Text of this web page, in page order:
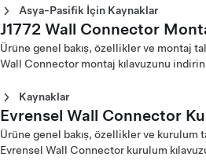
3. Nesil Wall Connector Montaj
(Svenska)
3. Nesil Wall Connector Montaj
3. Nesil Wall Connector Montaj
(Ελληνικά)
3. Nesil Wall Connector Montaj
(عربي)
(Français)
2. Nesil Wall Connector Montaj
2. Nesil Wall Connector Montaj
(Nederlands)
2. Nesil Wall Connector Montaj
(Português)
2. Nesil Wall Connector Montaj
2. Nesil Wall Connector Montaj
中文)
2. Nesil Wall Connector Montaj
(English)
2. Nesil Wall Connector Montaj
2. Nesil Wall Connector Montaj
2. Nesil Wall Connector Montaj
2. Nesil Wall Connector Montaj
A veya -B) - (English)
1. Nesil Wall Connector Montaj
C veya -D) - (English)
Asya-Pasifik İçin Kaynaklar
1. Nesil Wall Connector Montaj
(English)
1. Nesil Wall Connector Montaj
1. Nesil Wall Connector Montaj
1. Nesil Wall Connector Montaj
C veya -D) - Japonya (日本語)
J1772 Wall Connector
Ürüne genel bakış, özellikler ve montaj
Wall Connector montaj kılavuzunu
Kaynaklar
J1772 3. Nesil Wall Connector
J1772 3. Nesil Wall Connector
J1772 Wall Connector Montaj
Evrensel Wall Connector
Ürüne genel bakış, özellikler ve kurulum
Evrensel Wall Connector kurulum